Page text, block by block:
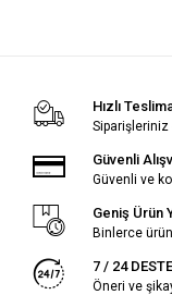
Hızlı
Siparişleriniz
Güvenli
Güvenli ve
Geniş Ürün
Binlerce
7 / 24
Öneri ve